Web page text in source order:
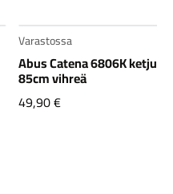
Varastossa
Abus Catena 6806K
85cm vihreä
49,90€